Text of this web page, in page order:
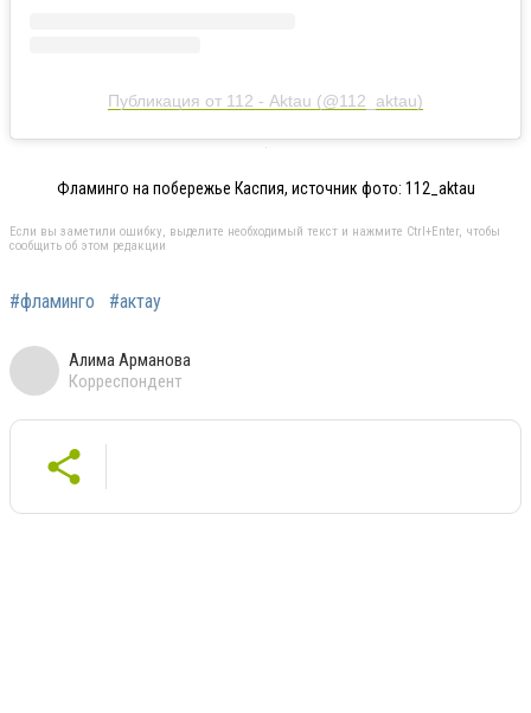
Публикация от 112 - Aktau (@112_aktau)
Фламинго на побережье Каспия, источник фото: 112_aktau
Если вы заметили ошибку, выделите необходимый текст и нажмите Ctrl+Enter, чтобы
сообщить об этом редакции
#фламинго #актау
Алима Арманова
Корреспондент